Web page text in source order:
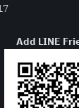
Add LINE